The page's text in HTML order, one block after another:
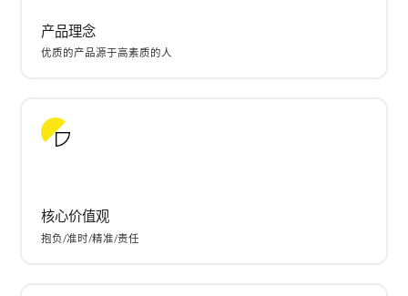
产品理念
优质的产品源于高素质的人
核心价值观
抱负/准时/精准/责任